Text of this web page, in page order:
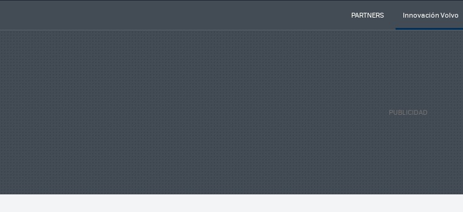
PARTNERS Innovación Volvo